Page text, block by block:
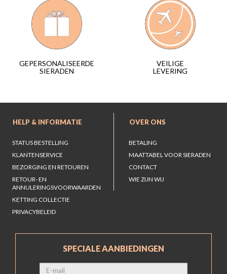
GEPERSONALISEERDE
SIERADEN
VEILIGE
LEVERING
HELP & INFORMATIE
STATUS BESTELLING
KLANTENSERVICE
BEZORGING EN RETOUREN
RETOUR- EN
ANNULERINGSVOORWAARDEN
KETTING COLLECTIE
PRIVACYBELEID
OVER ONS
BETALING
MAATTABEL VOOR SIERADEN
CONTACT
WIE ZIJN WIJ
SPECIALE AANBIEDINGEN